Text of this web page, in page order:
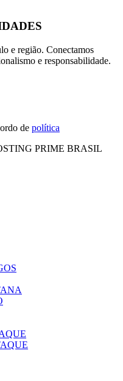
e região. Conectamos
e responsabilidade.
de política
PRIME BRASIL